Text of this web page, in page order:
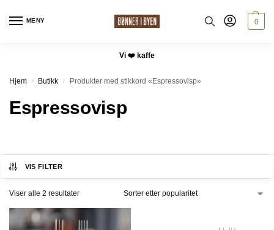
MENY 0
Vi ❤️ kaffe
Hjem / Butikk / Produkter med stikkord «Espressovisp»
Espressovisp
VIS FILTER
Viser alle 2 resultater